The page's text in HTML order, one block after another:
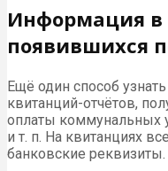
Информация в
появившихся
Ещё один способ
квитанций-отчётов,
оплаты коммунальных
и т. п. На квитанциях
банковские реквизиты.